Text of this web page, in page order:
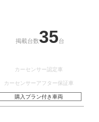
掲載台数35台
カーセンサー認定車
カーセンサーアフター保証車
購入プラン付き車両